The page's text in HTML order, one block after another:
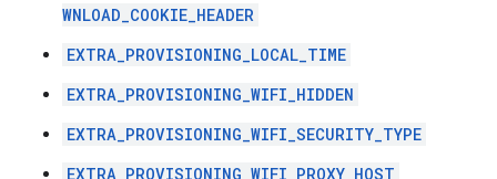
WNLOAD_COOKIE_HEADER
EXTRA_PROVISIONING_LOCAL_TIME
EXTRA_PROVISIONING_WIFI_HIDDEN
EXTRA_PROVISIONING_WIFI_SECURITY_TYPE
EXTRA_PROVISIONING_WIFI_PROXY_HOST